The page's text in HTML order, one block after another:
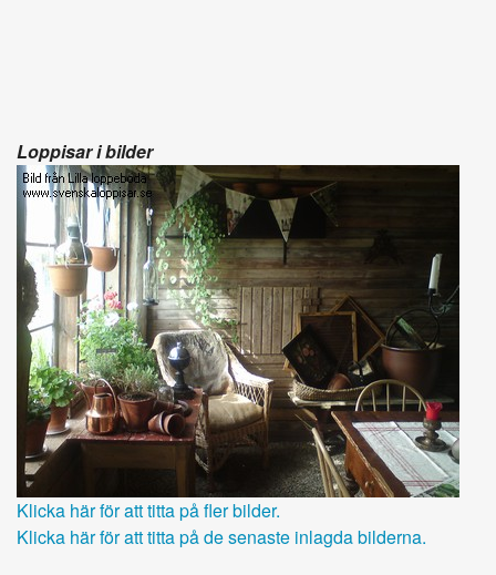
Loppisar i bilder
Klicka här för att titta på fler bilder.
Klicka här för att titta på de senaste inlagda bilderna.